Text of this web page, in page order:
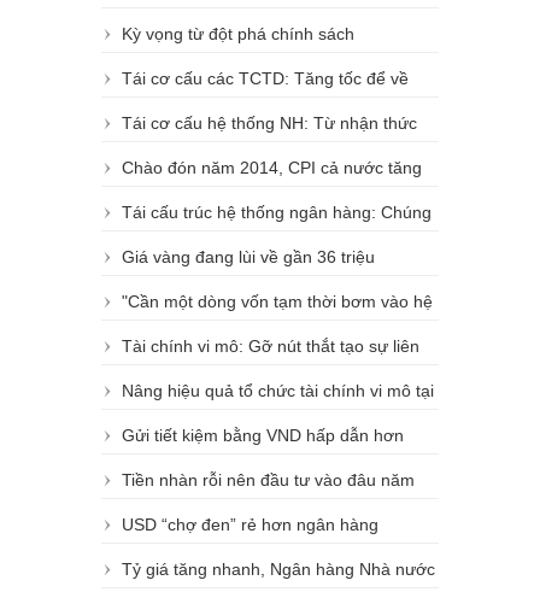
Kỳ vọng từ đột phá chính sách
Tái cơ cấu các TCTD: Tăng tốc để về
Tái cơ cấu hệ thống NH: Từ nhận thức
Chào đón năm 2014, CPI cả nước tăng
Tái cấu trúc hệ thống ngân hàng: Chúng
Giá vàng đang lùi về gần 36 triệu
"Cần một dòng vốn tạm thời bơm vào hệ
Tài chính vi mô: Gỡ nút thắt tạo sự liên
Nâng hiệu quả tổ chức tài chính vi mô tại
Gửi tiết kiệm bằng VND hấp dẫn hơn
Tiền nhàn rỗi nên đầu tư vào đâu năm
USD “chợ đen” rẻ hơn ngân hàng
Tỷ giá tăng nhanh, Ngân hàng Nhà nước